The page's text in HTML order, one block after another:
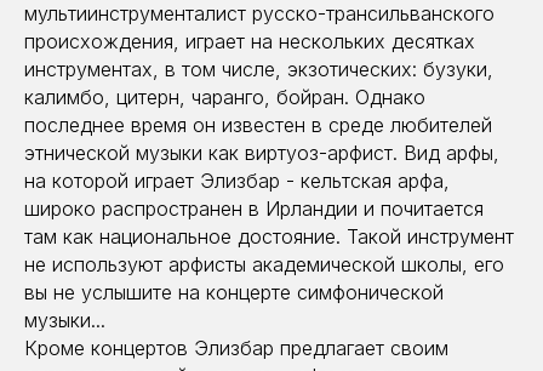
мультиинструменталист русско-трансильванского
происхождения, играет на нескольких десятках
инструментах, в том числе, экзотических: бузуки,
калимбо, цитерн, чаранго, бойран. Однако
последнее время он известен в среде любителей
этнической музыки как виртуоз-арфист. Вид арфы,
на которой играет Элизбар - кельтская арфа,
широко распространен в Ирландии и почитается
там как национальное достояние. Такой инструмент
не используют арфисты академической школы, его
вы не услышите на концерте симфонической
музыки...
Кроме концертов Элизбар предлагает своим